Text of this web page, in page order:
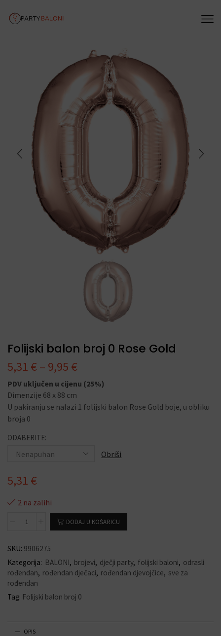
Folijski balon broj 0 Rose Gold
5,31 € – 9,95 €
PDV uključen u cijenu (25%)
Dimenzije 68 x 88 cm
U pakiranju se nalazi 1 folijski balon Rose Gold boje, u obliku
broja 0
ODABERITE:
Obriši
5,31 €
2 na zalihi
DODAJ U KOŠARICU
SKU: 9906275
Kategorija: BALONI, brojevi, dječji party, folijski baloni, odrasli
rođendan, rođendan dječaci, rođendan djevojčice, sve za
rođendan
Tag: Folijski balon broj 0
OPIS